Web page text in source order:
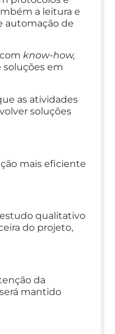
a leitura e
automação de
know-how,
em
as atividades
soluções
mais eficiente
estudo qualitativo
do projeto,
da
mantido